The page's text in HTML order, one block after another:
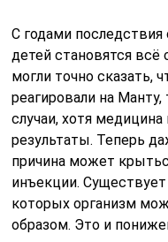
С годами
детей становятся всё
могли точно сказать,
реагировали на Манту,
случаи, хотя
результаты. Теперь
причина может
инъекции.
которых организм
образом. Это и